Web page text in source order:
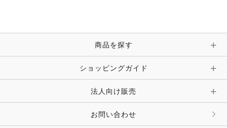
時計・財布・キーケース・革小物
キーホルダー・チャーム・ストラップ
ピン・ブローチ・コサージュ
その他 アクセサリー
商品を探す
ショッピングガイド
法人向け販売
お問い合わせ